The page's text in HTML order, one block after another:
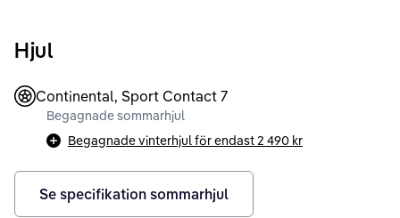
Hjul
Continental, Sport Contact 7
Begagnade sommarhjul
Begagnade vinterhjul för endast2 490 kr
Se specifikation sommarhjul